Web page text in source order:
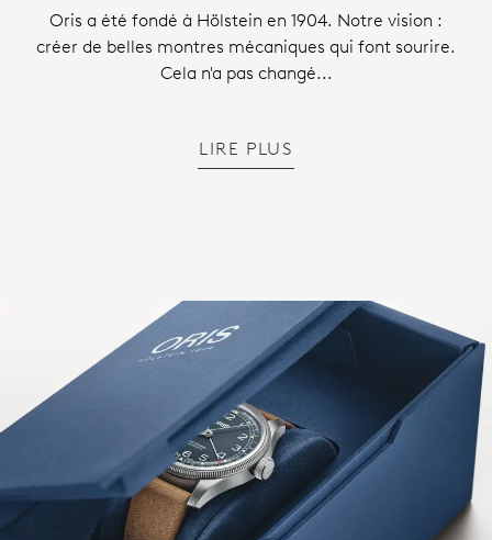
Oris a été fondé à Hölstein en 1904. Notre vision :
créer de belles montres mécaniques qui font sourire.
Cela n'a pas changé...
LIRE PLUS